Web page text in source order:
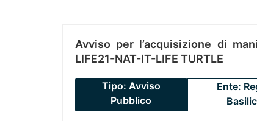
Avviso per l’acquisizione di
LIFE21-NAT-IT-LIFE TURTLE
Tipo: Avviso
Pubblico
Ente: